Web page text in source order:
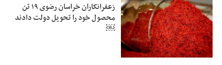
زعفرانکاران خراسان رضوی ۱۹ تن
محصول خود را تحویل دولت دادند
￼